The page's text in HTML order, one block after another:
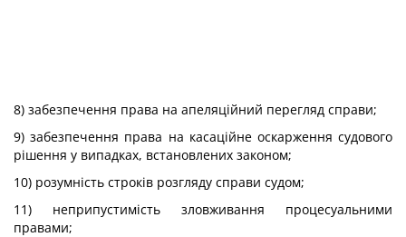
8) забезпечення права на апеляційний перегляд справи;
9) забезпечення права на касаційне оскарження судового
рішення у випадках, встановлених законом;
10) розумність строків розгляду справи судом;
11) неприпустимість зловживання процесуальними
правами;